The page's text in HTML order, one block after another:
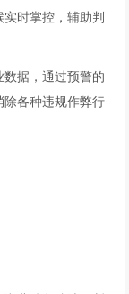
时掌控，辅助判
据，通过预警的
除各种违规作弊行